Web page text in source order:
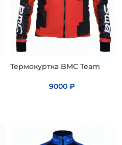
Термокуртка BMC Team
9000₽